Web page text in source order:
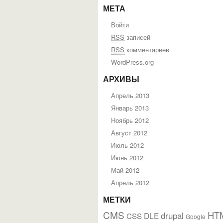
МЕТА
Войти
RSS записей
RSS комментариев
WordPress.org
АРХИВЫ
Апрель 2013
Январь 2013
Ноябрь 2012
Август 2012
Июль 2012
Июнь 2012
Май 2012
Апрель 2012
МЕТКИ
CMS CSS DLEdrupal Google